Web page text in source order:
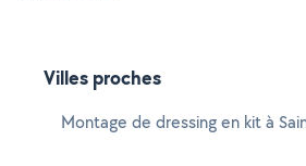
Villes proches
Montage de dressing en kit à